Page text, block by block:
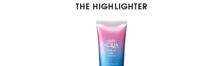
THE HIGHLIGHTER